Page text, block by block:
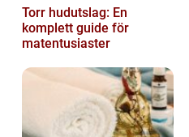
Torr hudutslag: En
komplett guide för
matentusiaster